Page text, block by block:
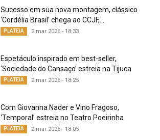
Sucesso em sua nova montagem, clássico
‘Cordélia Brasil’ chega ao CCJF,...
PLATEIA 2 mar 2026 - 18:33
Espetáculo inspirado em best-seller,
‘Sociedade do Cansaço’ estreia na Tijuca
PLATEIA 2 mar 2026 - 18:25
Com Giovanna Nader e Vino Fragoso,
‘Temporal’ estreia no Teatro Poeirinha
PLATEIA 2 mar 2026 - 18:05